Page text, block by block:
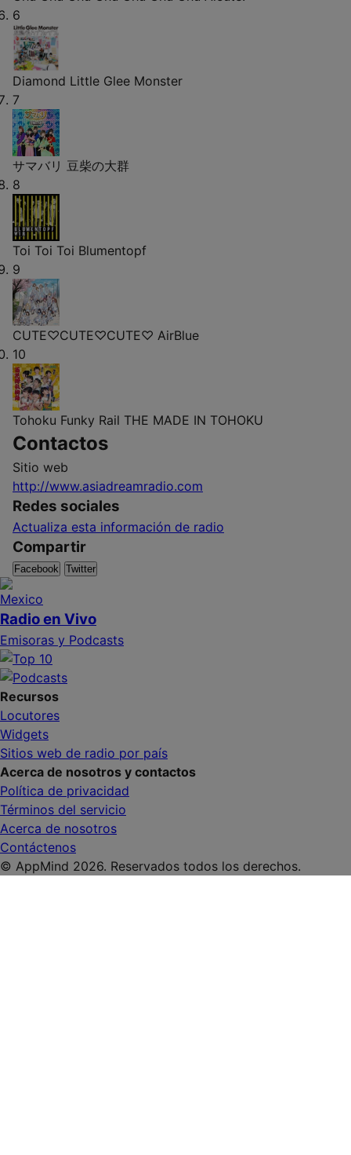
6
Diamond Little Glee Monster
7
サマバリ 豆柴の大群
8
Toi Toi Toi Blumentopf
9
CUTE♡CUTE♡CUTE♡ AirBlue
10
Tohoku Funky Rail THE MADE IN TOHOKU
Contactos
Sitio web
http://www.asiadreamradio.com
Redes sociales
Actualiza esta información de radio
Compartir
Facebook Twitter
Radio en Vivo
Emisoras y Podcasts
Recursos
Locutores
Widgets
Sitios web de radio por país
Acerca de nosotros y contactos
Política de privacidad
Términos del servicio
Acerca de nosotros
Contáctenos
© AppMind 2026. Reservados todos los derechos.